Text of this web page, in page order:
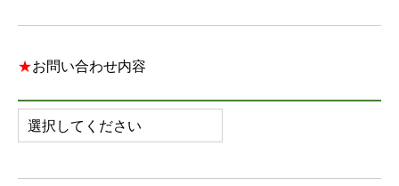
★お問い合わせ内容